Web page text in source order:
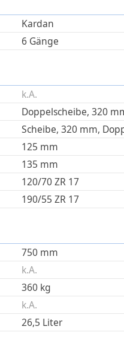
Kardan
6 Gänge
k.A.
Doppelscheibe, 320
Scheibe, 320 mm,
125 mm
135 mm
120/70 ZR 17
190/55 ZR 17
750 mm
k.A.
360 kg
k.A.
26,5 Liter